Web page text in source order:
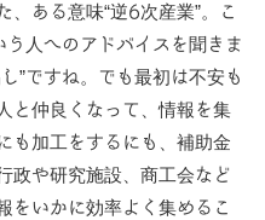
ある意味“逆6次産業”。こ
人へのアドバイスを聞きま
”ですね。でも最初は不安も
と仲良くなって、情報を集
も加工をするにも、補助金
政や研究施設、商工会など
をいかに効率よく集めるこ